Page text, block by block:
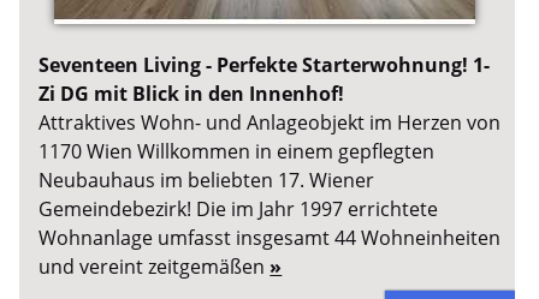
Seventeen Living - Perfekte Starterwohnung! 1-
Zi DG mit Blick in den Innenhof!
Attraktives Wohn- und Anlageobjekt im Herzen von
1170 Wien Willkommen in einem gepflegten
Neubauhaus im beliebten 17. Wiener
Gemeindebezirk! Die im Jahr 1997 errichtete
Wohnanlage umfasst insgesamt 44 Wohneinheiten
und vereint zeitgemäßen »